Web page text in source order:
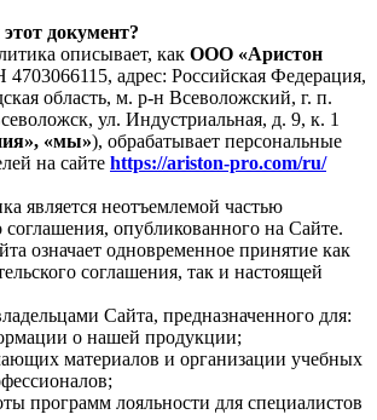
документ?
описывает, как ООО «Аристон
адрес: Российская Федерация,
область, м. р-н Всеволожский, г. п.
ул. Индустриальная, д. 9, к. 1
«мы»), обрабатывает персональные
на сайте https://ariston-pro.com/ru/
является неотъемлемой частью
соглашения, опубликованного на Сайте.
означает одновременное принятие как
соглашения, так и настоящей
Сайта, предназначенного для:
о нашей продукции;
материалов и организации учебных
программ лояльности для специалистов